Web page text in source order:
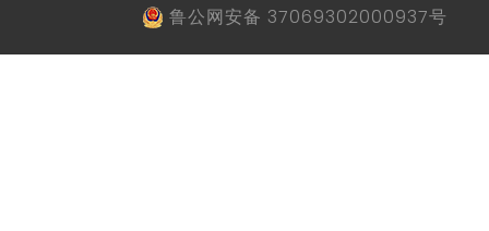
鲁公网安备 37069302000937号